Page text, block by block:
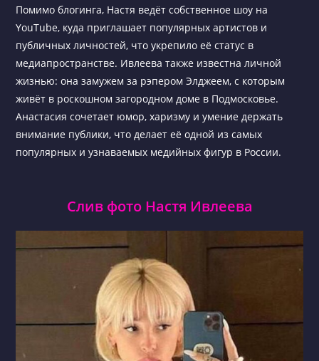
Помимо блогинга, Настя ведёт собственное шоу на
YouTube, куда приглашает популярных артистов и
публичных личностей, что укрепило её статус в
медиапространстве. Ивлеева также известна личной
жизнью: она замужем за рэпером Элджеем, с которым
живёт в роскошном загородном доме в Подмосковье.
Анастасия сочетает юмор, харизму и умение держать
внимание публики, что делает её одной из самых
популярных и узнаваемых медийных фигур в России.
Слив фото Настя Ивлеева